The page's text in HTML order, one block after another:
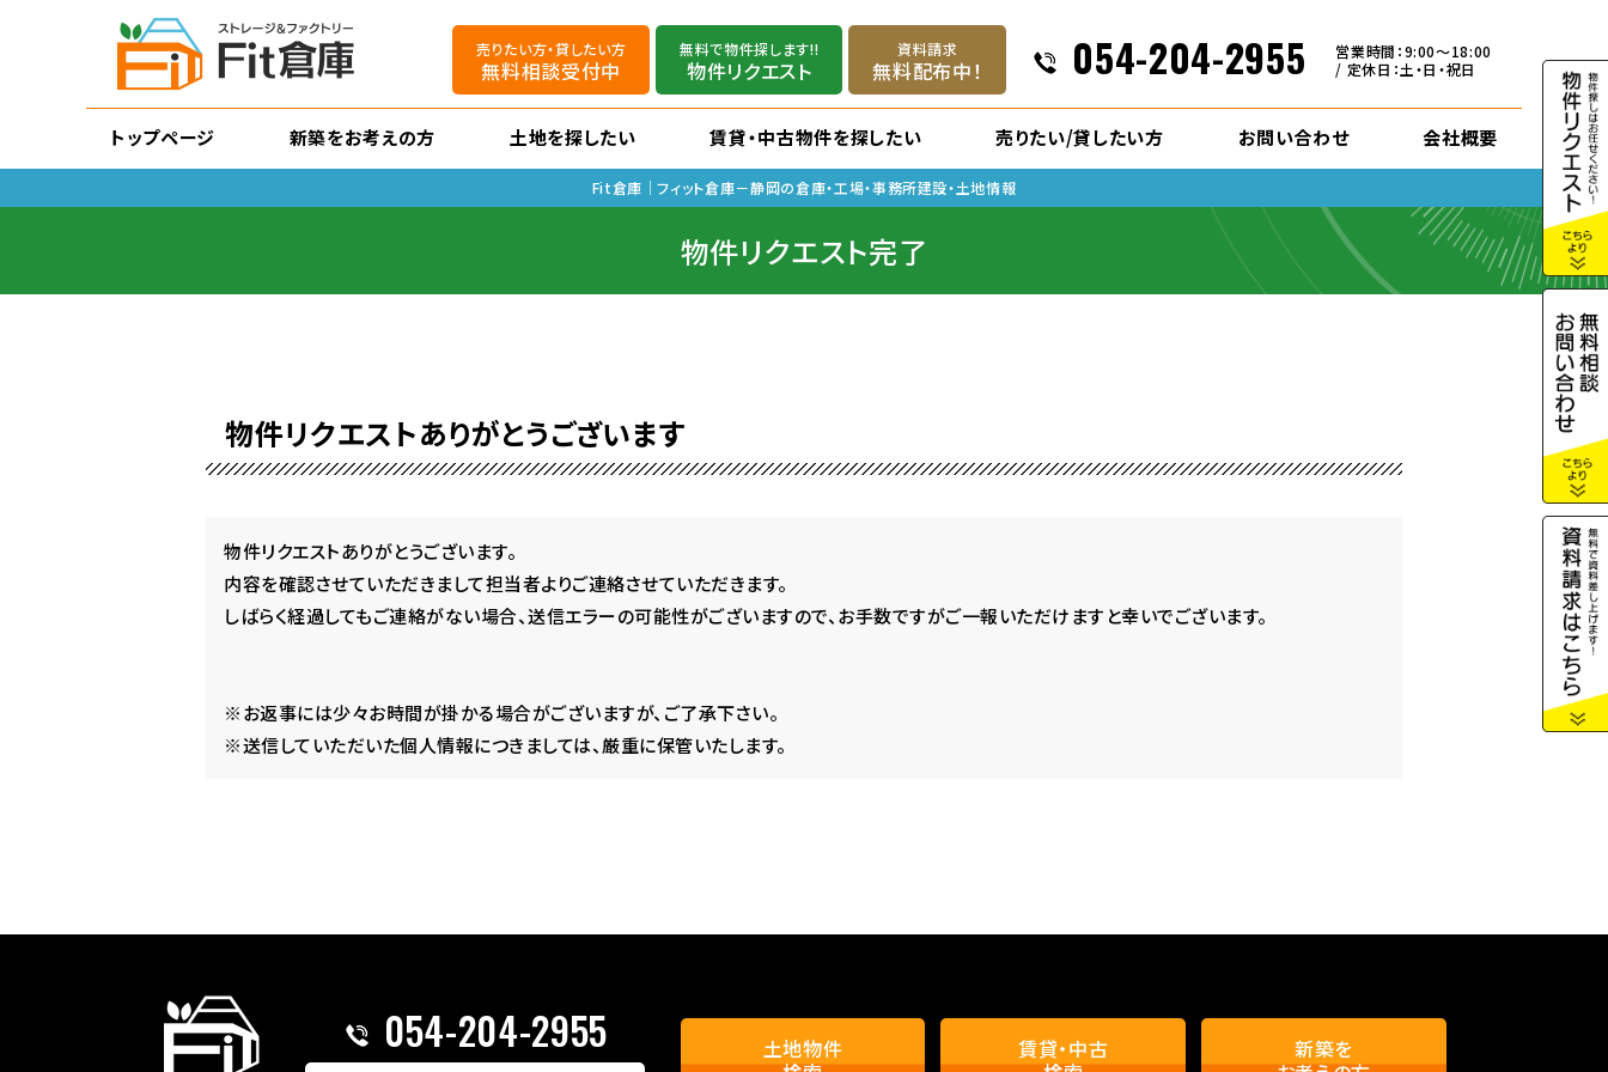
売りたい方・貸したい方
無料相談受付中
無料で物件探します!!
物件リクエスト
資料請求
無料配布中！ 054-204-2955
営業時間：9:00～18:00
/ 定休日：土・日・祝日
トップページ 新築をお考えの方 土地を探したい 賃貸・中古物件を探したい 売りたい/貸したい方 お問い合わせ 会社概要
Fit倉庫｜フィット倉庫－静岡の倉庫・工場・事務所建設・土地情報
物件リクエスト完了
物件リクエストありがとうございます
物件リクエストありがとうございます。
内容を確認させていただきまして担当者よりご連絡させていただきます。
しばらく経過してもご連絡がない場合、送信エラーの可能性がございますので、お手数ですがご一報いただけますと幸いでございます。
※お返事には少々お時間が掛かる場合がございますが、ご了承下さい。
※送信していただいた個人情報につきましては、厳重に保管いたします。
054-204-2955
土地物件
賃貸・中古
新築を